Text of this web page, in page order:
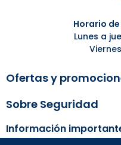
Horario
Lunes a
Ofertas y
Sobre Seguridad
Información